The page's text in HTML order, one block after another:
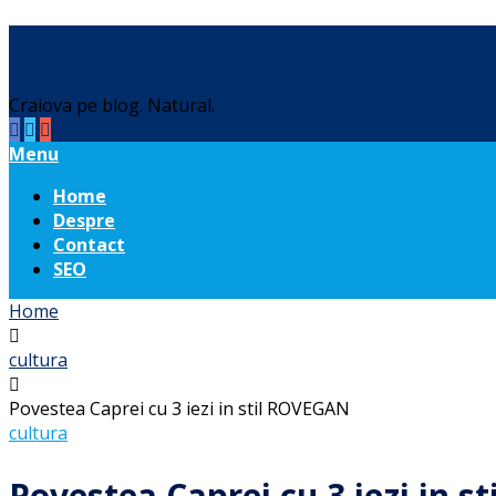
Craiova pe blog. Natural.
Menu
Home
Despre
Contact
SEO
Home
cultura
Povestea Caprei cu 3 iezi in stil ROVEGAN
cultura